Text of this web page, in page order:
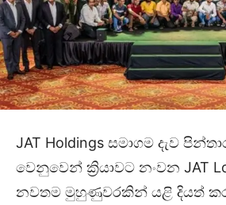
JAT Holdings සමාගම දැව
වෙනුවෙන් ක්‍රියාවට නංවන JAT
නවතම මුහුණුවරකින් යළි දියත්